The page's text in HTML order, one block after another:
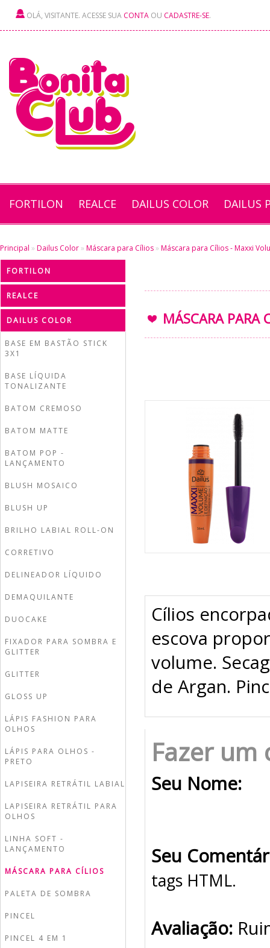
OLÁ, VISITANTE. ACESSE SUA CONTA OU CADASTRE-SE.
FORTILON REALCE DAILUS COLOR DAILUS
Principal » Dailus Color » Máscara para Cílios » Máscara para Cílios - Maxxi
FORTILON
REALCE
DAILUS COLOR
BASE EM BASTÃO STICK
3X1
BASE LÍQUIDA
TONALIZANTE
BATOM CREMOSO
BATOM MATTE
BATOM POP -
LANÇAMENTO
BLUSH MOSAICO
BLUSH UP
BRILHO LABIAL ROLL-ON
CORRETIVO
DELINEADOR LÍQUIDO
DEMAQUILANTE
DUOCAKE
FIXADOR PARA SOMBRA E
GLITTER
GLITTER
GLOSS UP
LÁPIS FASHION PARA
OLHOS
LÁPIS PARA OLHOS -
PRETO
LAPISEIRA RETRÁTIL LABIAL
LAPISEIRA RETRÁTIL PARA
OLHOS
LINHA SOFT -
LANÇAMENTO
MÁSCARA PARA CÍLIOS
PALETA DE SOMBRA
PINCEL
PINCEL 4 EM 1
MÁSCARA PARA
Cílios
escova
volume.
de Argan.
Fazer um
Seu Nome:
Seu
tags HTML.
Avaliação: